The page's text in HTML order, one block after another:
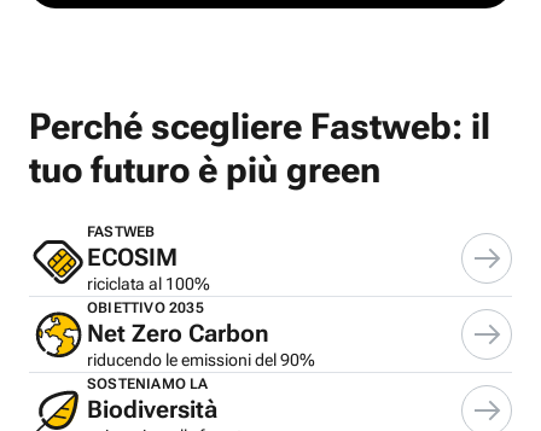
Perché scegliere Fastweb: il
tuo futuro è più green
FASTWEB
ECOSIM
riciclata al 100%
OBIETTIVO 2035
Net Zero Carbon
riducendo le emissioni del 90%
SOSTENIAMO LA
Biodiversità